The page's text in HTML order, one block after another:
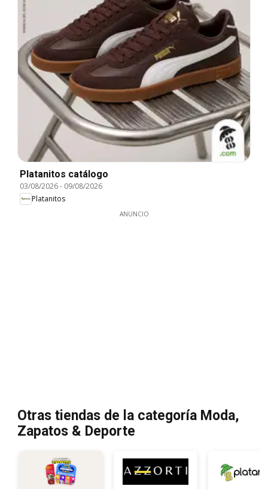
Platanitos catálogo
03/08/2026- 09/08/2026
Platanitos
ANUNCIO
Otras tiendas de la categoría Moda,
Zapatos & Deporte